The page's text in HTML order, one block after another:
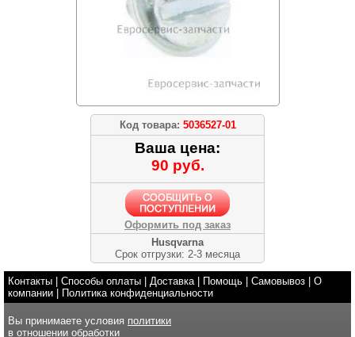
Код товара: 5036527-01
Ваша цена:
90 руб.
Оформить под заказ
Husqvarna
Срок отгрузки: 2-3 месяца
Контакты Способы оплаты Доставка| Помощь Самовывоз
О
компании
Политика конфиденциальности
Вы принимаете условия политики
в отношении обработки